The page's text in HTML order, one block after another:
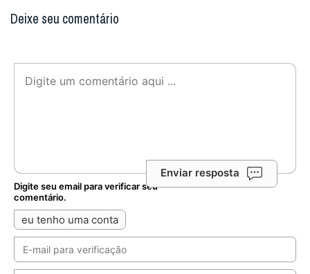
Deixe seu comentário
Enviar resposta
Digite seu email para verificar seu
comentário.
eu tenho uma conta